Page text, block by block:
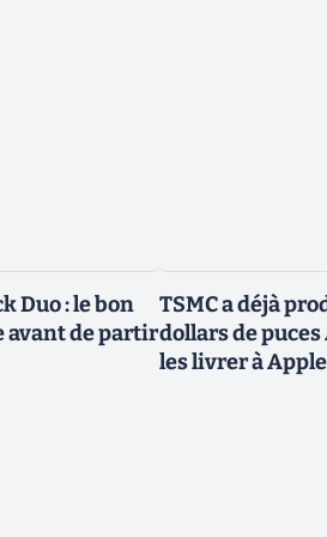
Duo : le bon
avant de partir
TSMC a déjà
dollars de
les livrer à